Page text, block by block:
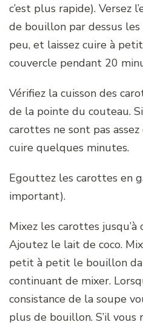
c’est plus rapide). Versez
de bouillon par dessus
peu, et laissez cuire à
couvercle pendant 20
Vérifiez la cuisson des
de la pointe du couteau.
carottes ne sont pas
cuire quelques minutes.
Egouttez les carottes en
important).
Mixez les carottes
Ajoutez le lait de coco.
petit à petit le bouillon
continuant de mixer.
consistance de la soupe
plus de bouillon. S’il